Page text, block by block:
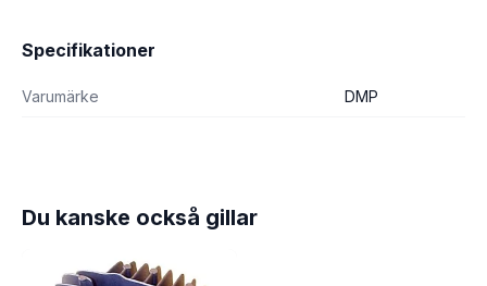
Specifikationer
Varumärke DMP
Du kanske också gillar